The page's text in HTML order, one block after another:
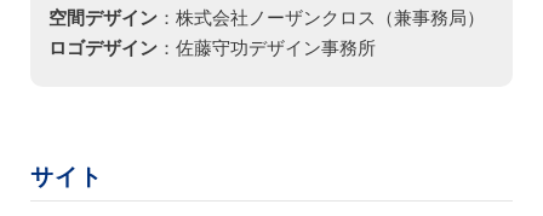
空間デザイン ：株式会社ノーザンクロス（兼事務局）
ロゴデザイン ：佐藤守功デザイン事務所
サイト